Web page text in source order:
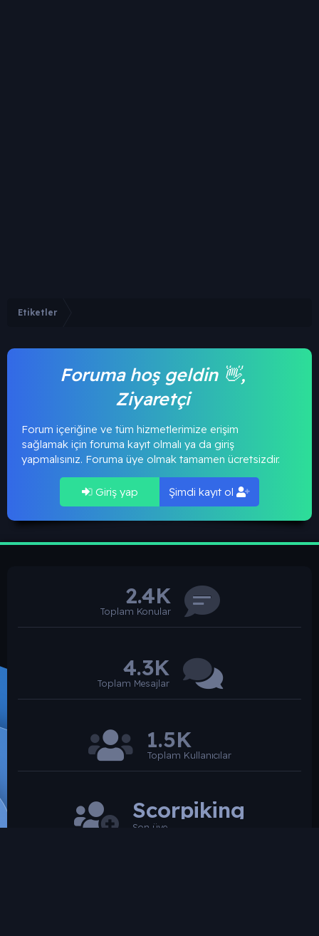
Etiketler
Foruma hoş geldin 👋,
Ziyaretçi
Forum içeriğine ve tüm hizmetlerimize erişim
sağlamak için foruma kayıt olmalı ya da giriş
yapmalısınız. Foruma üye olmak tamamen ücretsizdir.
Giriş yap Şimdi kayıt ol
2.4K
Toplam Konular
4.3K
Toplam Mesajlar
1.5K
Toplam Kullanıcılar
Scorpiking
Son üye